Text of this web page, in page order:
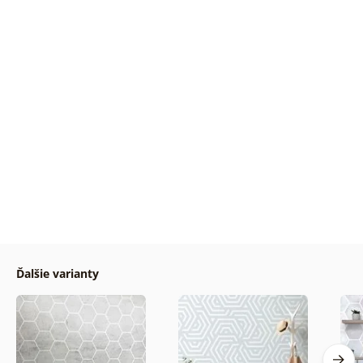
Ďalšie varianty